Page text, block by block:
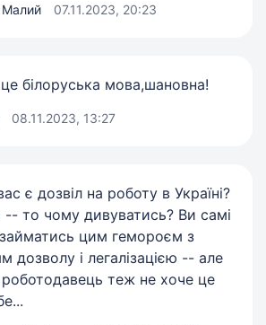
Малий 07.11.2023, 20:23
білоруська мова,шановна!
08.11.2023, 13:27
є дозвіл на роботу в Україні?
то чому дивуватись? Ви самі
цим гемороєм з
дозволу і легалізацією -- але
теж не хоче це